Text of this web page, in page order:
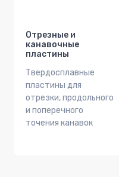
Отрезные и
канавочные
пластины
Твердосплавные
пластины для
отрезки, продольного
и поперечного
точения канавок